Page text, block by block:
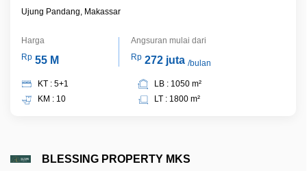
Ujung Pandang, Makassar
Harga
Rp 55 M
Angsuran mulai dari
Rp 272 juta /bulan
KT : 5+1
KM : 10
LB : 1050 m²
LT : 1800 m²
BLESSING PROPERTY MKS